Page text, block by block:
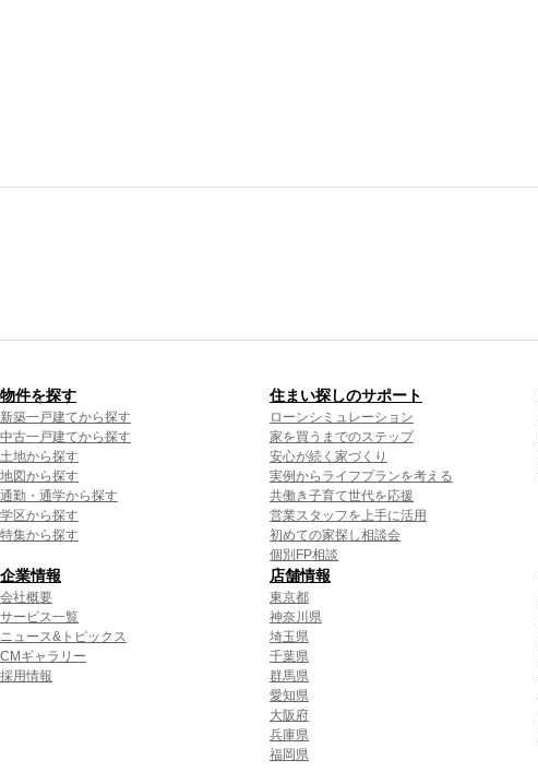
物件を探す
新築一戸建てから探す
中古一戸建てから探す
土地から探す
地図から探す
通勤・通学から探す
学区から探す
特集から探す
住まい探しのサポート
ローンシミュレーション
家を買うまでのステップ
安心が続く家づくり
実例からライフプランを考える
共働き子育て世代を応援
営業スタッフを上手に活用
初めての家探し相談会
個別FP相談
企業情報
会社概要
サービス一覧
ニュース&トピックス
CMギャラリー
採用情報
店舗情報
東京都
神奈川県
埼玉県
千葉県
群馬県
愛知県
大阪府
兵庫県
福岡県